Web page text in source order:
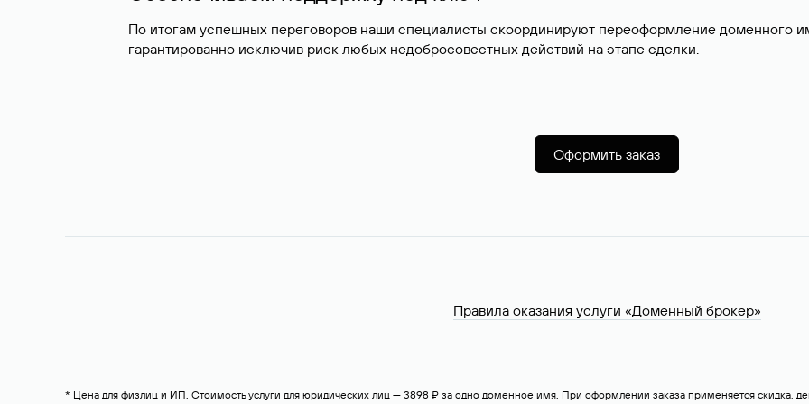
По итогам успешных переговоров наши специалисты скоординируют переоформление доменного
гарантированно исключив риск любых недобросовестных действий на этапе сделки.
Оформить заказ
Правила оказания услуги «Доменный брокер»
* Цена для физлиц и ИП. Стоимость услуги для юридических лиц — 3898 ₽ за одно доменное имя. При оформлении заказа применяется скидка,